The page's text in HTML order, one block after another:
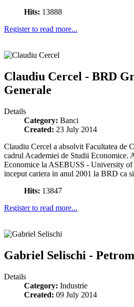
Hits: 13888
Register to read more...
Claudiu Cercel - BRD
Generale
Details
Category: Banci
Created: 23 July 2014
Claudiu Cercel a absolvit Facultatea de
cadrul Academiei de Studii Economice.
Economice la ASEBUSS - University
inceput cariera in anul 2001 la BRD ca si
Hits: 13847
Register to read more...
Gabriel Selischi - Petrom
Details
Category: Industrie
Created: 09 July 2014